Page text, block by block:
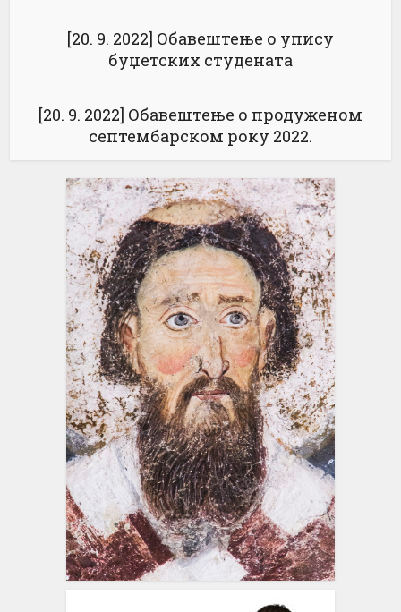
[20. 9. 2022] Обавештење о упису
буџетских студената
[20. 9. 2022] Обавештење о продуженом
септембарском року 2022.